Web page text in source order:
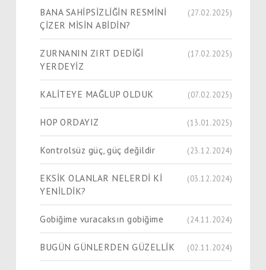
BANA SAHİPSİZLİĞİN RESMİNİ
ÇİZER MİSİN ABİDİN?
(27.02.2025)
ZURNANIN ZIRT DEDİĞİ
YERDEYİZ
(17.02.2025)
KALİTEYE MAĞLUP OLDUK (07.02.2025)
HOP ORDAYIZ (13.01.2025)
Kontrolsüz güç, güç değildir (23.12.2024)
EKSİK OLANLAR NELERDİ Kİ
YENİLDİK?
(03.12.2024)
Gobiğime vuracaksın gobiğime (24.11.2024)
BUGÜN GÜNLERDEN GÜZELLİK (02.11.2024)